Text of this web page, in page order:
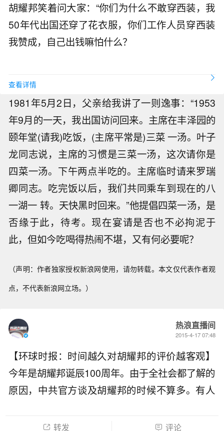
胡耀邦笑着问大家：“你们为什么不敢穿西装，我
50年代出国还穿了花衣服，你们工作人员穿西装
我赞成，自己出钱嘛怕什么？
查看详情
1981年5月2日，父亲给我讲了一则逸事：“1953
年9月的一天，我出国访问回来。主席在丰泽园的
颐年堂(请我)吃饭，(主席平常是)三菜 一汤。叶子
龙同志说，主席的习惯是三菜一汤，这次请你是
四菜一汤。下午两点半吃的。主席临时请来罗瑞
卿同志。吃完饭以后，我们共同乘车到现在的八
一湖一 转。天快黑时回来。”他提倡四菜一汤，是
否缘于此，待考。现在宴请是否也不必拘泥于
此，但如今吃喝得热闹不堪，又有何必要呢？
（声明：作者独家授权新浪网使用，请勿转载。本文仅代表作者观
点，不代表新浪网立场。）
热浪直播间
2015-4-17 07:48
【环球时报：时间越久对胡耀邦的评价越客观】
今年是胡耀邦诞辰100周年。由于全社会都了解的
原因，中共官方谈及胡耀邦的时候不算多。有人
达对现实政策不满。这是对耀邦同志最大的不
转发 评论